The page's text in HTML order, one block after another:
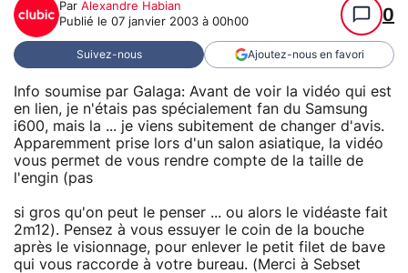
Par Alexandre Habian
Publié le 07 janvier 2003 à 00h00 0
Suivez-nous Ajoutez-nous en favori
Info soumise par Galaga: Avant de voir la vidéo qui est
en lien, je n'étais pas spécialement fan du Samsung
i600, mais la ... je viens subitement de changer d'avis.
Apparemment prise lors d'un salon asiatique, la vidéo
vous permet de vous rendre compte de la taille de
l'engin (pas
si gros qu'on peut le penser ... ou alors le vidéaste fait
2m12). Pensez à vous essuyer le coin de la bouche
après le visionnage, pour enlever le petit filet de bave
qui vous raccorde à votre bureau. (Merci à Sebset